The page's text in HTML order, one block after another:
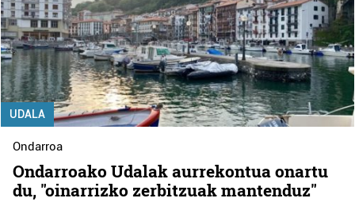
UDALA
Ondarroa
Ondarroako Udalak aurrekontua onartu
du, "oinarrizko zerbitzuak mantenduz"